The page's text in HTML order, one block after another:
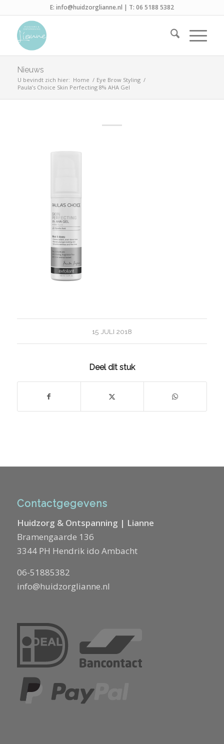
E: info@huidzorglianne.nl | T: 06 5188 5382
Nieuws
U bevindt zich hier: Home / Eye Brow Styling /
Paula’s Choice Skin Perfecting 8% AHA Gel
15 JULI 2018
Deel dit stuk
Contactgegevens
Huidzorg & Ontspanning | Lianne
Bramengaarde 136
3344 PH Hendrik ido Ambacht
06-51885382
info@huidzorglianne.nl